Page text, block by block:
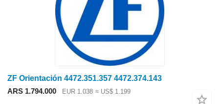
ZF Orientación 4472.351.357 4472.374.143
ARS 1.794.000
EUR 1.038 ≈ US$ 1.199